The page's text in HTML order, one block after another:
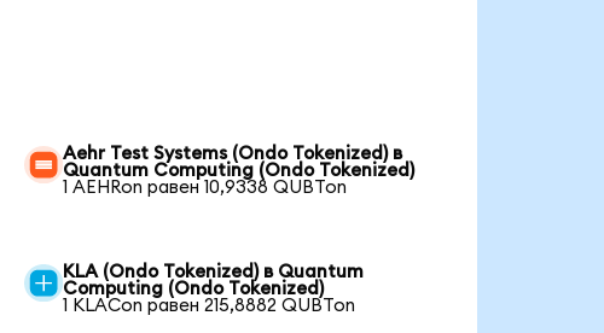
Aehr Test Systems (Ondo Tokenized) в
Quantum Computing (Ondo Tokenized)
1 AEHRon равен 10,9338 QUBTon
KLA (Ondo Tokenized) в Quantum
Computing (Ondo Tokenized)
1 KLACon равен 215,8882 QUBTon